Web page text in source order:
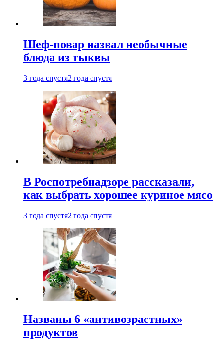
Шеф-повар назвал необычные
блюда из тыквы
3 года спустя2 года спустя
В Роспотребнадзоре рассказали,
как выбрать хорошее куриное мясо
3 года спустя2 года спустя
Названы 6 «антивозрастных»
продуктов